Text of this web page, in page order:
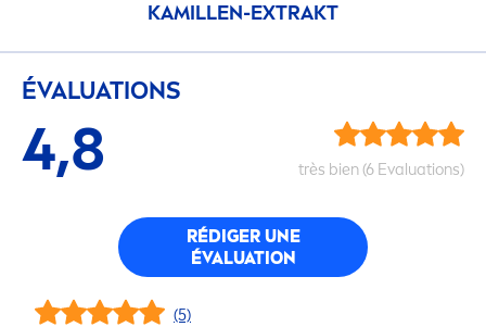
KAMILLEN-EXTRAKT
ÉVALUATIONS
4,8 très bien (6 Evaluations)
RÉDIGER UNE
ÉVALUATION
(5)